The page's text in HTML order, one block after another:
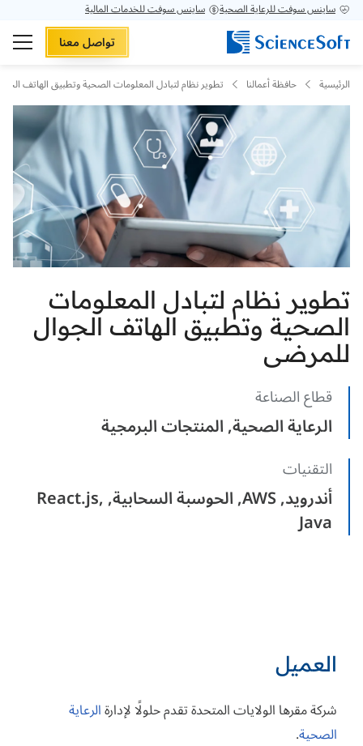
ساينس سوفت للرعاية الصحية ساينس سوفت للخدمات المالية
تواصل معنا
الرئيسية حافظة أعمالنا تطوير نظام لتبادل المعلومات الصحية وتطبيق الهاتف
تطوير نظام لتبادل المعلومات
الصحية وتطبيق الهاتف الجوال
للمرضى
قطاع الصناعة
الرعاية الصحية, المنتجات البرمجية
التقنيات
أندرويد, AWS, الحوسبة السحابية, React.js,
Java
العميل
شركة مقرها الولايات المتحدة تقدم حلولًا لإدارةالرعاية
الصحية.